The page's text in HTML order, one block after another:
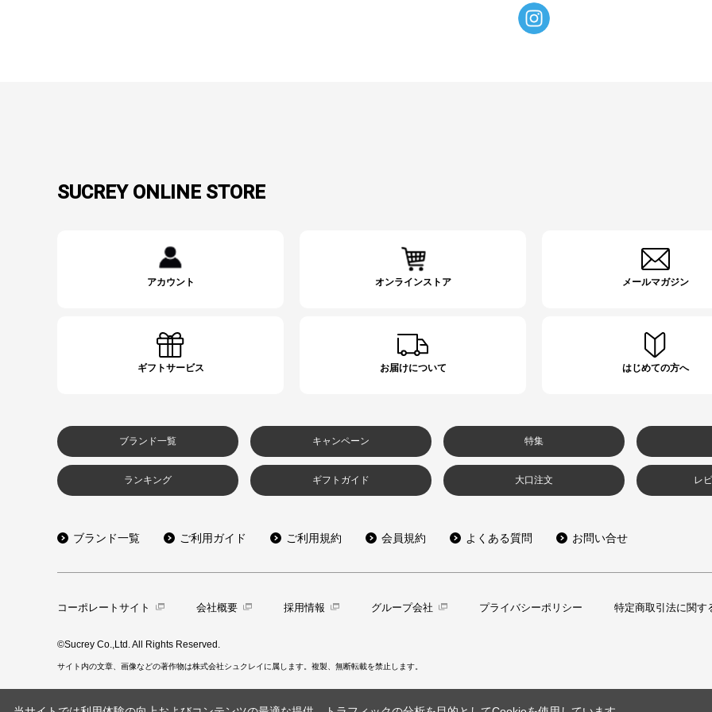
SUCREY ONLINE STORE
アカウント オンラインストア メールマガジン
ギフトサービス お届けについて はじめての方へ
ブランド一覧 キャンペーン 特集
ランキング ギフトガイド 大口注文 レ
ブランド一覧 ご利用ガイド ご利用規約 会員規約 よくある質問 お問い合せ
コーポレートサイト 会社概要 採用情報 グループ会社 プライバシーポリシー 特定商取引法に関す
©Sucrey Co.,Ltd. All Rights Reserved.
サイト内の文章、画像などの著作物は株式会社シュクレイに属します。複製、無断転載を禁止します。